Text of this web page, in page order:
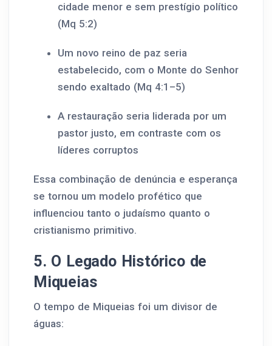
cidade menor e sem prestígio político
(Mq 5:2)
Um novo reino de paz seria
estabelecido, com o Monte do Senhor
sendo exaltado (Mq 4:1–5)
A restauração seria liderada por um
pastor justo, em contraste com os
líderes corruptos
Essa combinação de denúncia e esperança
se tornou um modelo profético que
influenciou tanto o judaísmo quanto o
cristianismo primitivo.
5. O Legado Histórico de
Miqueias
O tempo de Miqueias foi um divisor de
águas: